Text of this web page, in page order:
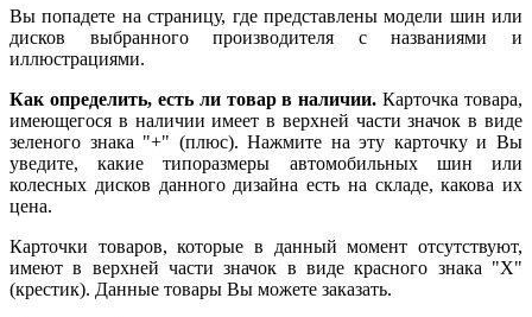
Вы попадете на страницу, где представлены модели шин или
дисков выбранного производителя с названиями и
иллюстрациями.
Как определить, есть ли товар в наличии. Карточка товара,
имеющегося в наличии имеет в верхней части значок в виде
зеленого знака "+" (плюс). Нажмите на эту карточку и Вы
уведите, какие типоразмеры автомобильных шин или
колесных дисков данного дизайна есть на складе, какова их
цена.
Карточки товаров, которые в данный момент отсутствуют,
имеют в верхней части значок в виде красного знака "X"
(крестик). Данные товары Вы можете заказать.